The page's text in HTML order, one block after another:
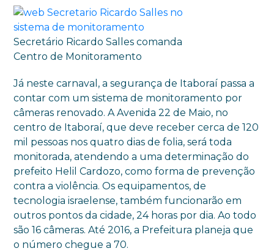
Secretário Ricardo Salles comanda
Centro de Monitoramento
Já neste carnaval, a segurança de Itaboraí passa a
contar com um sistema de monitoramento por
câmeras renovado. A Avenida 22 de Maio, no
centro de Itaboraí, que deve receber cerca de 120
mil pessoas nos quatro dias de folia, será toda
monitorada, atendendo a uma determinação do
prefeito Helil Cardozo, como forma de prevenção
contra a violência. Os equipamentos, de
tecnologia israelense, também funcionarão em
outros pontos da cidade, 24 horas por dia. Ao todo
são 16 câmeras. Até 2016, a Prefeitura planeja que
o número chegue a 70.